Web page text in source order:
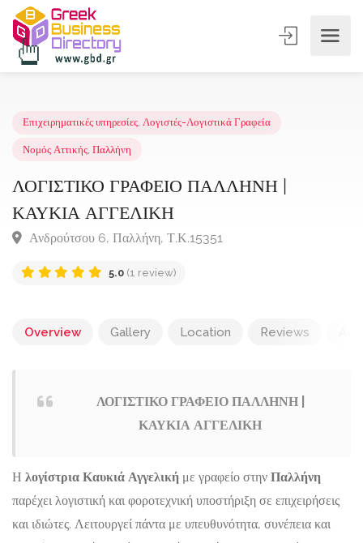
ΛΟΓΙΣΤΙΚΟ ΓΡΑΦΕΙΟ ΠΑΛΛΗΝΗ |
ΚΑΥΚΙΑ ΑΓΓΕΛΙΚΗ
Overview Gallery Location Reviews
ΛΟΓΙΣΤΙΚΟ ΓΡΑΦΕΙΟ ΠΑΛΛΗΝΗ |
ΚΑΥΚΙΑ ΑΓΓΕΛΙΚΗ
Η λογίστρια Καυκιά Αγγελική με γραφείο στην Παλλήνη
παρέχει λογιστική και φοροτεχνική υποστήριξη σε επιχειρήσεις
και ιδιώτες. Λειτουργεί πάντα με υπευθυνότητα, συνέπεια και